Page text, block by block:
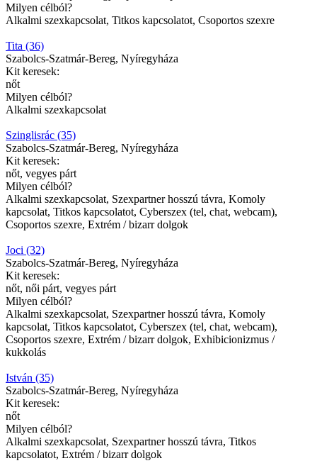
Milyen célból?
Alkalmi szexkapcsolat, Titkos kapcsolatot, Csoportos szexre
Tita (36)
Szabolcs-Szatmár-Bereg, Nyíregyháza
Kit keresek:
nőt
Milyen célból?
Alkalmi szexkapcsolat
Szinglisrác (35)
Szabolcs-Szatmár-Bereg, Nyíregyháza
Kit keresek:
nőt, vegyes párt
Milyen célból?
Alkalmi szexkapcsolat, Szexpartner hosszú távra, Komoly
kapcsolat, Titkos kapcsolatot, Cyberszex (tel, chat, webcam),
Csoportos szexre, Extrém / bizarr dolgok
Joci (32)
Szabolcs-Szatmár-Bereg, Nyíregyháza
Kit keresek:
nőt, női párt, vegyes párt
Milyen célból?
Alkalmi szexkapcsolat, Szexpartner hosszú távra, Komoly
kapcsolat, Titkos kapcsolatot, Cyberszex (tel, chat, webcam),
Csoportos szexre, Extrém / bizarr dolgok, Exhibicionizmus /
kukkolás
István (35)
Szabolcs-Szatmár-Bereg, Nyíregyháza
Kit keresek:
nőt
Milyen célból?
Alkalmi szexkapcsolat, Szexpartner hosszú távra, Titkos
kapcsolatot, Extrém / bizarr dolgok